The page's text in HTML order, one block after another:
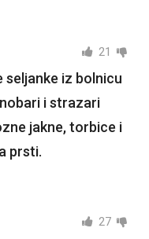
21
seljanke iz bolnicu
i strazari
jakne, torbice i
prsti.
27